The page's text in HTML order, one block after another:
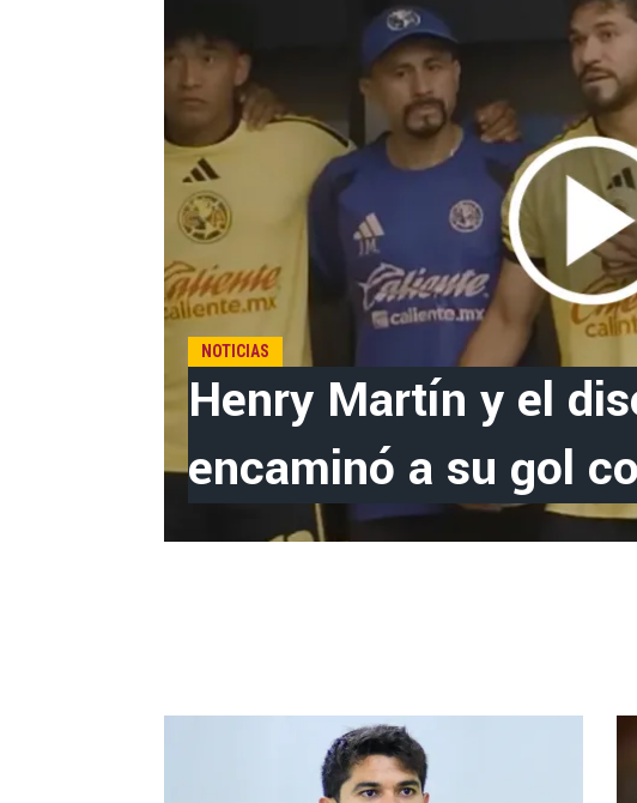
NOTICIAS
Henry Martín y el
encaminó a su gol